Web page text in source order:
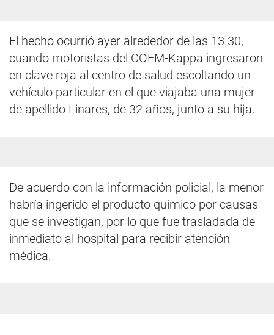
El hecho ocurrió ayer alrededor de las 13.30,
cuando motoristas del COEM-Kappa ingresaron
en clave roja al centro de salud escoltando un
vehículo particular en el que viajaba una mujer
de apellido Linares, de 32 años, junto a su hija.
De acuerdo con la información policial, la menor
habría ingerido el producto químico por causas
que se investigan, por lo que fue trasladada de
inmediato al hospital para recibir atención
médica.